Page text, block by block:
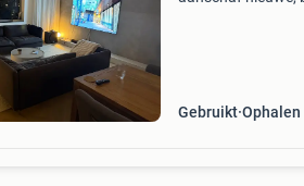
Gebruikt Ophalen